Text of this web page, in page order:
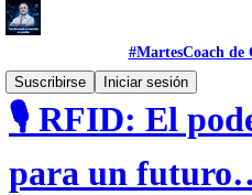
#MartesCoach de
Suscribirse
Iniciar sesión
🎙️ RFID: El
para un